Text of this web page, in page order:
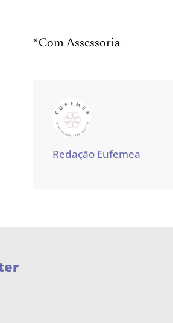
*Com Assessoria
Redação Eufemea